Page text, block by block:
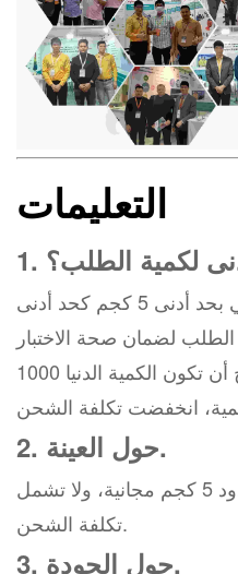
التعليمات
لكمية الطلب؟
بالنسبة لطلبات العينات، نوصي بحد أدنى 5 كجم كحد أدنى
بالنسبة للطلب بالجملة، نقترح أن تكون الكمية الدنيا 1000
2. حول العينة.
العينات التي تزن في حدود 5 كجم مجانية، ولا تشمل
تكلفة الشحن.
3. حول الجودة.